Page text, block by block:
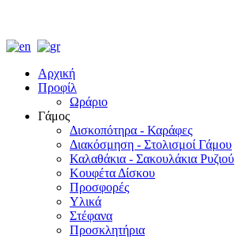
Αρχική
Προφίλ
Ωράριο
Γάμος
Δισκοπότηρα - Καράφες
Διακόσμηση - Στολισμοί Γάμου
Καλαθάκια - Σακουλάκια Ρυζιού
Κουφέτα Δίσκου
Προσφορές
Υλικά
Στέφανα
Προσκλητήρια